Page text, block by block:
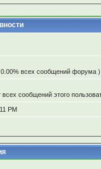
всех сообщений форума )
сообщений этого
PM